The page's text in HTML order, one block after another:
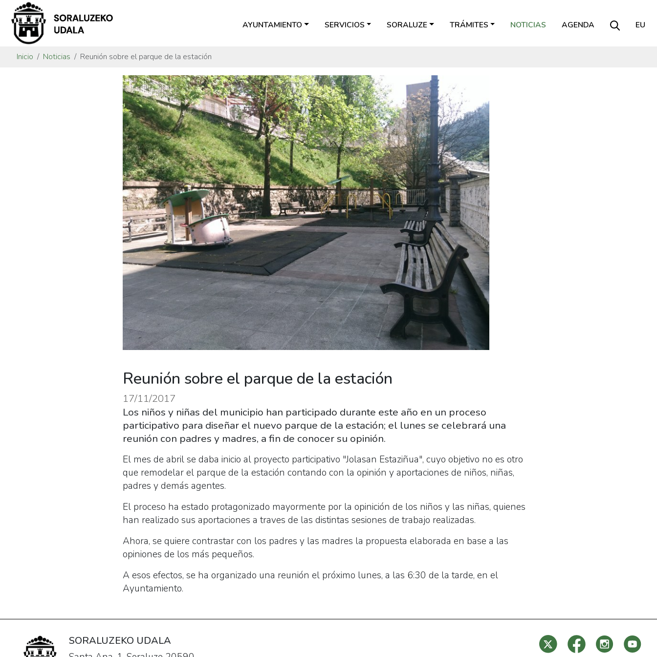
AYUNTAMIENTO SERVICIOS SORALUZE TRÁMITES NOTICIAS AGENDA EU
Inicio Noticias Reunión sobre el parque de la estación
Reunión sobre el parque de la estación
17/11/2017
Los niños y niñas del municipio han participado durante este año en un proceso
participativo para diseñar el nuevo parque de la estación; el lunes se celebrará una
reunión con padres y madres, a fin de conocer su opinión.
El mes de abril se daba inicio al proyecto participativo "Jolasan Estaziñua", cuyo objetivo no es otro
que remodelar el parque de la estación contando con la opinión y aportaciones de niños, niñas,
padres y demás agentes.
El proceso ha estado protagonizado mayormente por la opinición de los niños y las niñas, quienes
han realizado sus aportaciones a traves de las distintas sesiones de trabajo realizadas.
Ahora, se quiere contrastar con los padres y las madres la propuesta elaborada en base a las
opiniones de los más pequeños.
A esos efectos, se ha organizado una reunión el próximo lunes, a las 6:30 de la tarde, en el
Ayuntamiento.
SORALUZEKO UDALA